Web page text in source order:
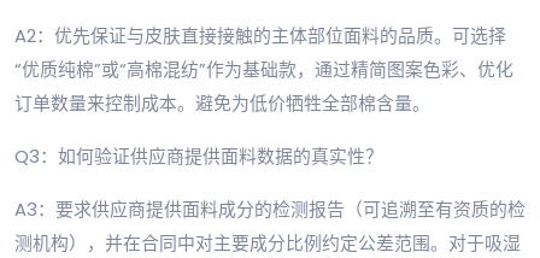
A2：优先保证与皮肤直接接触的主体部位面料的品质。可选择
“优质纯棉”或“高棉混纺”作为基础款，通过精简图案色彩、优化
订单数量来控制成本。避免为低价牺牲全部棉含量。
Q3：如何验证供应商提供面料数据的真实性？
A3：要求供应商提供面料成分的检测报告（可追溯至有资质的检
测机构），并在合同中对主要成分比例约定公差范围。对于吸湿